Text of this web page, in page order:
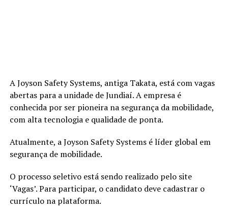
A Joyson Safety Systems, antiga Takata, está com vagas
abertas para a unidade de Jundiaí. A empresa é
conhecida por ser pioneira na segurança da mobilidade,
com alta tecnologia e qualidade de ponta.
Atualmente, a Joyson Safety Systems é líder global em
segurança de mobilidade.
O processo seletivo está sendo realizado pelo site
‘Vagas’. Para participar, o candidato deve cadastrar o
currículo na plataforma.